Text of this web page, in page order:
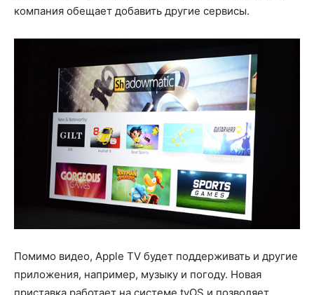
компания обещает добавить другие сервисы.
Помимо видео, Apple TV будет поддерживать и другие
приложения, например, музыку и погоду. Новая